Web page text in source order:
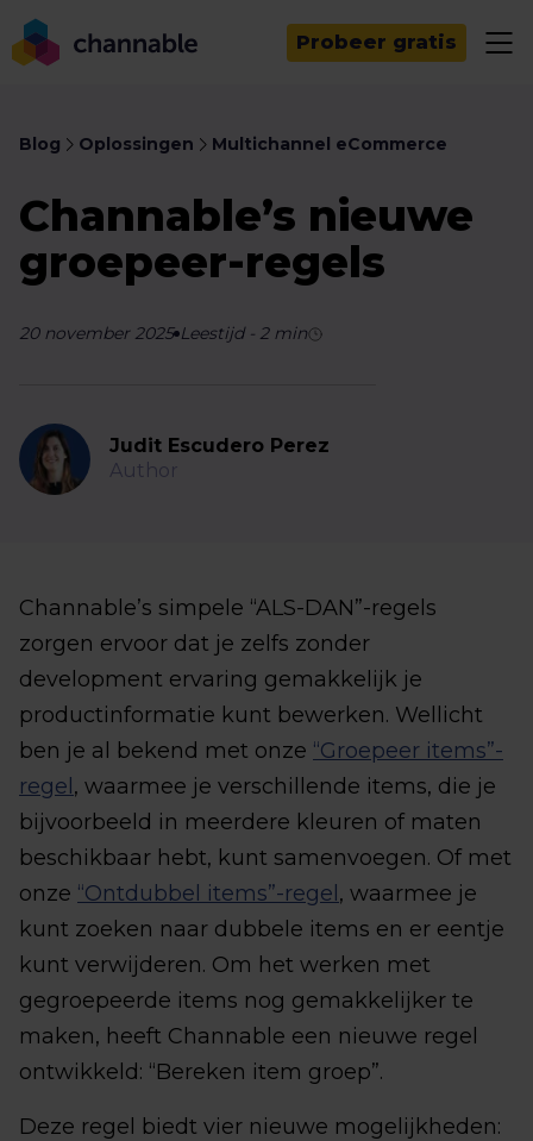
Probeer gratis
Blog Oplossingen Multichannel eCommerce
Channable’s nieuwe
groepeer-regels
20 november 2025 Leestijd- 2min
Judit Escudero Perez
Author
Channable’s simpele “ALS-DAN”-regels
zorgen ervoor dat je zelfs zonder
development ervaring gemakkelijk je
productinformatie kunt bewerken. Wellicht
ben je al bekend met onze “Groepeer items”-
regel , waarmee je verschillende items, die je
bijvoorbeeld in meerdere kleuren of maten
beschikbaar hebt, kunt samenvoegen. Of met
onze “Ontdubbel items”-regel , waarmee je
kunt zoeken naar dubbele items en er eentje
kunt verwijderen. Om het werken met
gegroepeerde items nog gemakkelijker te
maken, heeft Channable een nieuwe regel
ontwikkeld: “Bereken item groep”.
Deze regel biedt vier nieuwe mogelijkheden: